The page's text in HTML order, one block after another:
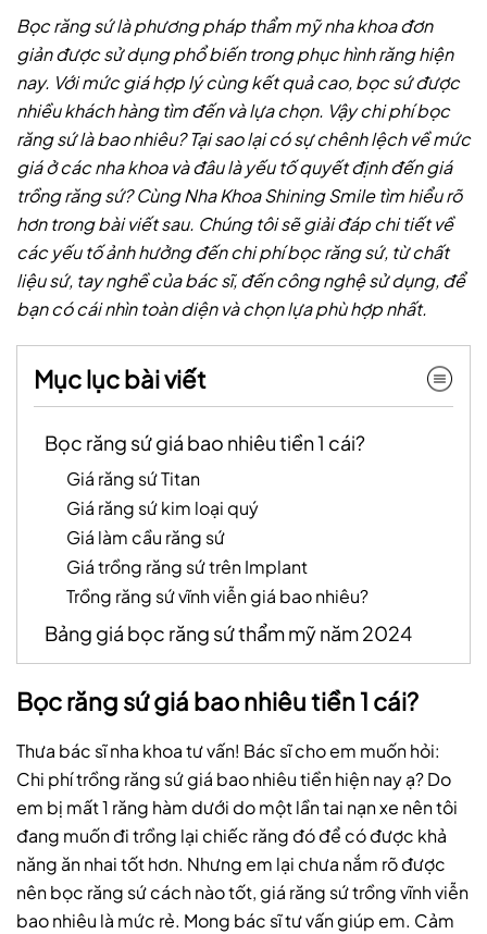
Bọc răng sứ là phương pháp thẩm mỹ nha khoa đơn
giản được sử dụng phổ biến trong phục hình răng hiện
nay. Với mức giá hợp lý cùng kết quả cao, bọc sứ được
nhiều khách hàng tìm đến và lựa chọn. Vậy chi phí bọc
răng sứ là bao nhiêu? Tại sao lại có sự chênh lệch về mức
giá ở các nha khoa và đâu là yếu tố quyết định đến giá
trồng răng sứ? Cùng Nha Khoa Shining Smile tìm hiểu rõ
hơn trong bài viết sau. Chúng tôi sẽ giải đáp chi tiết về
các yếu tố ảnh hưởng đến chi phí bọc răng sứ, từ chất
liệu sứ, tay nghề của bác sĩ, đến công nghệ sử dụng, để
bạn có cái nhìn toàn diện và chọn lựa phù hợp nhất.
Mục lục bài viết
Bọc răng sứ giá bao nhiêu tiền 1 cái?
Giá răng sứ Titan
Giá răng sứ kim loại quý
Giá làm cầu răng sứ
Giá trồng răng sứ trên Implant
Trồng răng sứ vĩnh viễn giá bao nhiêu?
Bảng giá bọc răng sứ thẩm mỹ năm 2024
Bọc răng sứ giá bao nhiêu tiền 1 cái?
Thưa bác sĩ nha khoa tư vấn! Bác sĩ cho em muốn hỏi:
Chi phí trồng răng sứ giá bao nhiêu tiền hiện nay ạ? Do
em bị mất 1 răng hàm dưới do một lần tai nạn xe nên tôi
đang muốn đi trồng lại chiếc răng đó để có được khả
năng ăn nhai tốt hơn. Nhưng em lại chưa nắm rõ được
nên bọc răng sứ cách nào tốt, giá răng sứ trồng vĩnh viễn
bao nhiêu là mức rẻ. Mong bác sĩ tư vấn giúp em. Cảm